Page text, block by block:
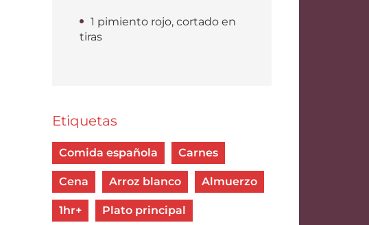
1 pimiento rojo, cortado en
tiras
Etiquetas
Comida española Carnes
Cena Arroz blanco Almuerzo
1hr+ Plato principal